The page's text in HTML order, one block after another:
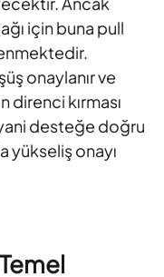
için buna pull
onaylanır ve
direnci kırması
desteğe doğru
yükseliş onayı